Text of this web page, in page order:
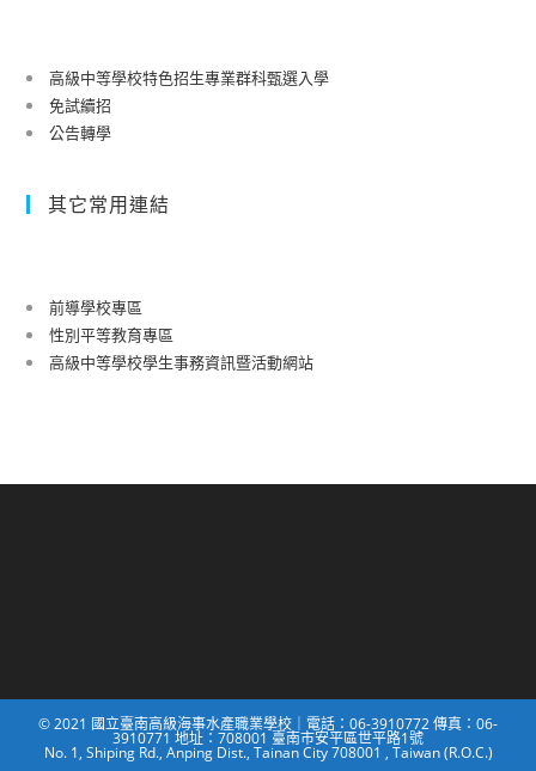
高級中等學校特色招生專業群科甄選入學
免試續招
公告轉學
其它常用連結
前導學校專區
性別平等教育專區
高級中等學校學生事務資訊暨活動網站
© 2021 國立臺南高級海事水產職業學校｜電話：06-3910772 傳真：06-
3910771 地址：708001 臺南市安平區世平路1號
No. 1, Shiping Rd., Anping Dist., Tainan City 708001 , Taiwan (R.O.C.)